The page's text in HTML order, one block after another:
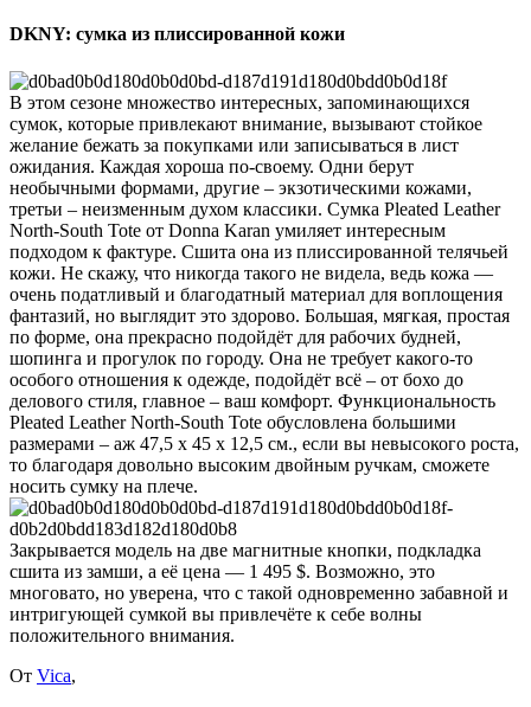
DKNY: сумка из плиссированной кожи
В этом сезоне множество интересных, запоминающихся
сумок, которые привлекают внимание, вызывают стойкое
желание бежать за покупками или записываться в лист
ожидания. Каждая хороша по-своему. Одни берут
необычными формами, другие – экзотическими кожами,
третьи – неизменным духом классики. Сумка Pleated Leather
North-South Tote от Donna Karan умиляет интересным
подходом к фактуре. Сшита она из плиссированной телячьей
кожи. Не скажу, что никогда такого не видела, ведь кожа —
очень податливый и благодатный материал для воплощения
фантазий, но выглядит это здорово. Большая, мягкая, простая
по форме, она прекрасно подойдёт для рабочих будней,
шопинга и прогулок по городу. Она не требует какого-то
особого отношения к одежде, подойдёт всё – от бохо до
делового стиля, главное – ваш комфорт. Функциональность
Pleated Leather North-South Tote обусловлена большими
размерами – аж 47,5 х 45 х 12,5 см., если вы невысокого роста,
то благодаря довольно высоким двойным ручкам, сможете
носить сумку на плече.
Закрывается модель на две магнитные кнопки, подкладка
сшита из замши, а её цена — 1 495 $. Возможно, это
многовато, но уверена, что с такой одновременно забавной и
интригующей сумкой вы привлечёте к себе волны
положительного внимания.
От Vica,